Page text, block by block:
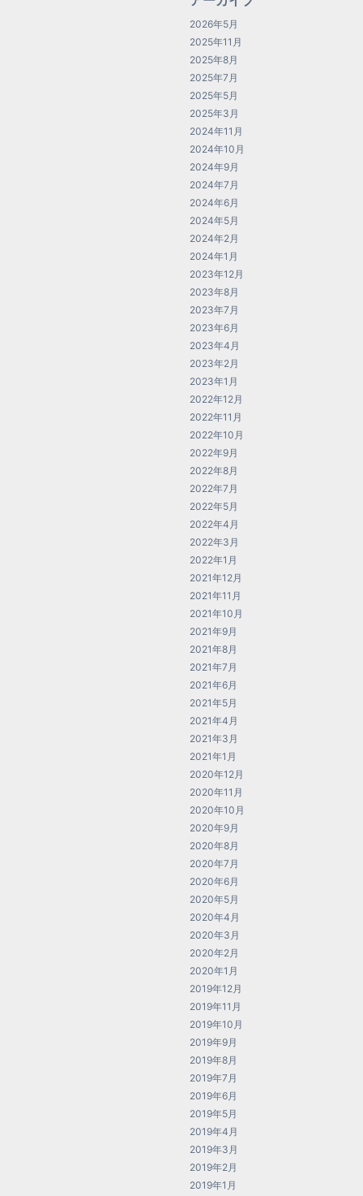
2026年5月
2025年11月
2025年8月
2025年7月
2025年5月
2025年3月
2024年11月
2024年10月
2024年9月
2024年7月
2024年6月
2024年5月
2024年2月
2024年1月
2023年12月
2023年8月
2023年7月
2023年6月
2023年4月
2023年2月
2023年1月
2022年12月
2022年11月
2022年10月
2022年9月
2022年8月
2022年7月
2022年5月
2022年4月
2022年3月
2022年1月
2021年12月
2021年11月
2021年10月
2021年9月
2021年8月
2021年7月
2021年6月
2021年5月
2021年4月
2021年3月
2021年1月
2020年12月
2020年11月
2020年10月
2020年9月
2020年8月
2020年7月
2020年6月
2020年5月
2020年4月
2020年3月
2020年2月
2020年1月
2019年12月
2019年11月
2019年10月
2019年9月
2019年8月
2019年7月
2019年6月
2019年5月
2019年4月
2019年3月
2019年2月
2019年1月